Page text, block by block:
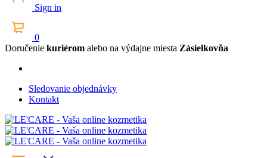
Sign in
0
Doručenie kuriérom alebo na výdajne miesta Zásielkovňa
Sledovanie objednávky
Kontakt